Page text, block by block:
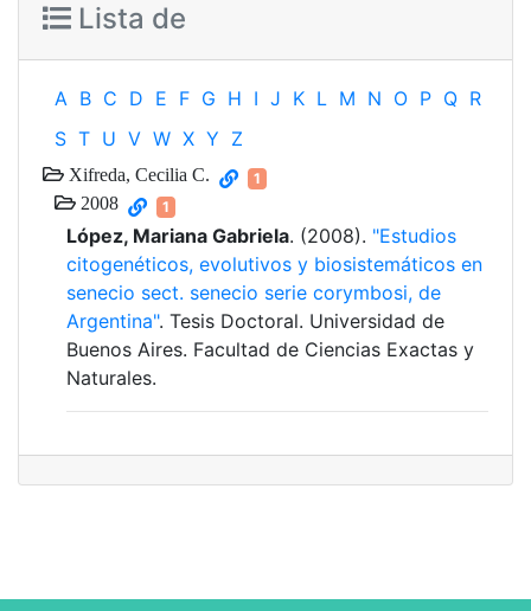
Lista de
A B C D E F G H I J K L M N O P Q R
S T U V W X Y Z
Xifreda, Cecilia C. 1
2008 1
López, Mariana Gabriela. (2008). "Estudios
citogenéticos, evolutivos y biosistemáticos en
senecio sect. senecio serie corymbosi, de
Argentina". Tesis Doctoral. Universidad de
Buenos Aires. Facultad de Ciencias Exactas y
Naturales.